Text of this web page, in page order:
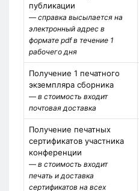
публикации
— справка высылается на
электронный адрес в
формате pdf в течение 1
рабочего дня
Получение 1 печатного
экземпляра сборника
— в стоимость входит
почтовая доставка
Получение печатных
сертификатов участника
конференции
— в стоимость входит
печать и доставка
сертификатов на всех